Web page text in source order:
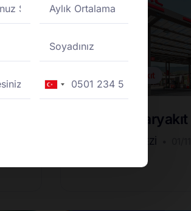
Toptan Akaryakıt
Toptan Akaryakıt
DESTEK MERKEZI
Turkey
+90